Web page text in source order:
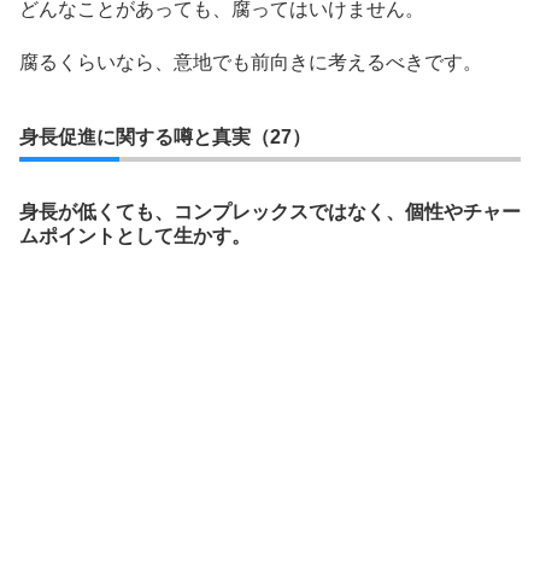
どんなことがあっても、腐ってはいけません。
腐るくらいなら、意地でも前向きに考えるべきです。
身長促進に関する噂と真実（27）
身長が低くても、コンプレックスではなく、個性やチャー
ムポイントとして生かす。